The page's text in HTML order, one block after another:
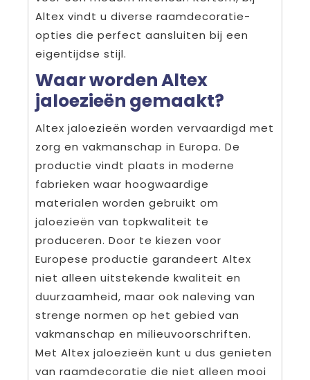
Altex vindt u diverse raamdecoratie-
opties die perfect aansluiten bij een
eigentijdse stijl.
Waar worden Altex
jaloezieën gemaakt?
Altex jaloezieën worden vervaardigd met
zorg en vakmanschap in Europa. De
productie vindt plaats in moderne
fabrieken waar hoogwaardige
materialen worden gebruikt om
jaloezieën van topkwaliteit te
produceren. Door te kiezen voor
Europese productie garandeert Altex
niet alleen uitstekende kwaliteit en
duurzaamheid, maar ook naleving van
strenge normen op het gebied van
vakmanschap en milieuvoorschriften.
Met Altex jaloezieën kunt u dus genieten
van raamdecoratie die niet alleen mooi